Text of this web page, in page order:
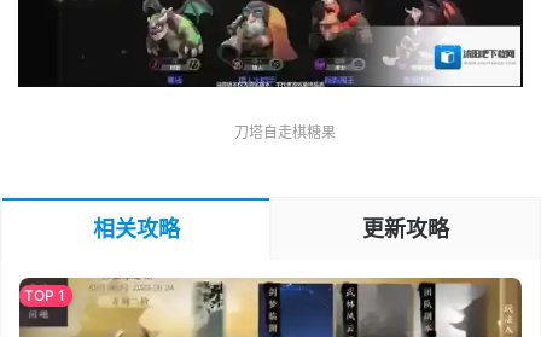
刀塔自走棋糖果
相关攻略 更新攻略